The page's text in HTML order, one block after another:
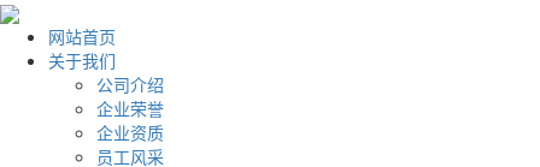
网站首页
关于我们
公司介绍
企业荣誉
企业资质
员工风采